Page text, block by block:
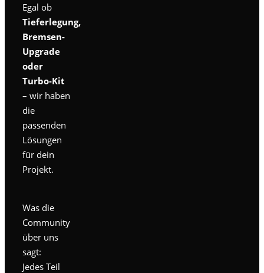
Egal ob
Tieferlegung,
Bremsen-
Upgrade
oder
Turbo-Kit
– wir haben
die
passenden
Lösungen
für dein
Projekt.
Was die
Community
über uns
sagt:
Jedes Teil